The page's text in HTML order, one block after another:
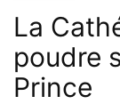
La
poudre
Prince